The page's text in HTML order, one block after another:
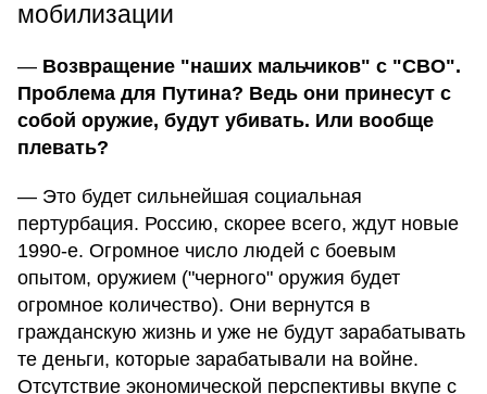
мобилизации
— Возвращение "наших мальчиков" с "СВО".
Проблема для Путина? Ведь они принесут с
собой оружие, будут убивать. Или вообще
плевать?
— Это будет сильнейшая социальная
пертурбация. Россию, скорее всего, ждут новые
1990-е. Огромное число людей с боевым
опытом, оружием ("черного" оружия будет
огромное количество). Они вернутся в
гражданскую жизнь и уже не будут зарабатывать
те деньги, которые зарабатывали на войне.
Отсутствие экономической перспективы вкупе с